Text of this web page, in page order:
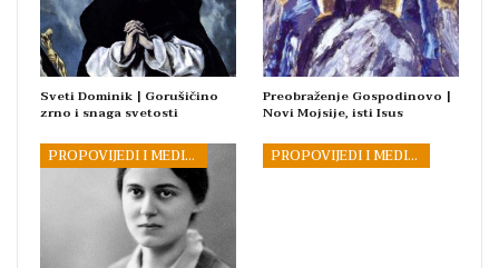
Sveti Dominik | Gorušičino
zrno i snaga svetosti
Preobraženje Gospodinovo |
Novi Mojsije, isti Isus
PROPOVIJEDI I MEDITACIJE PROPOVIJEDI I MEDITACIJE